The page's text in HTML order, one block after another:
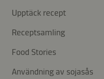
Upptäck recept
Receptsamling
Food Stories
Användning av sojasås